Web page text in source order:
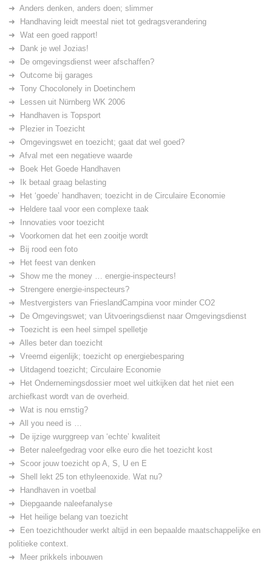
Anders denken, anders doen; slimmer
Handhaving leidt meestal niet tot gedragsverandering
Wat een goed rapport!
Dank je wel Jozias!
De omgevingsdienst weer afschaffen?
Outcome bij garages
Tony Chocolonely in Doetinchem
Lessen uit Nürnberg WK 2006
Handhaven is Topsport
Plezier in Toezicht
Omgevingswet en toezicht; gaat dat wel goed?
Afval met een negatieve waarde
Boek Het Goede Handhaven
Ik betaal graag belasting
Het ‘goede’ handhaven; toezicht in de Circulaire Economie
Heldere taal voor een complexe taak
Innovaties voor toezicht
Voorkomen dat het een zooitje wordt
Bij rood een foto
Het feest van denken
Show me the money … energie-inspecteurs!
Strengere energie-inspecteurs?
Mestvergisters van FrieslandCampina voor minder CO2
De Omgevingswet; van Uitvoeringsdienst naar Omgevingsdienst
Toezicht is een heel simpel spelletje
Alles beter dan toezicht
Vreemd eigenlijk; toezicht op energiebesparing
Uitdagend toezicht; Circulaire Economie
Het Ondernemingsdossier moet wel uitkijken dat het niet een
archiefkast wordt van de overheid.
Wat is nou ernstig?
All you need is …
De ijzige wurggreep van ‘echte’ kwaliteit
Beter naleefgedrag voor elke euro die het toezicht kost
Scoor jouw toezicht op A, S, U en E
Shell lekt 25 ton ethyleenoxide. Wat nu?
Handhaven in voetbal
Diepgaande naleefanalyse
Het heilige belang van toezicht
Een toezichthouder werkt altijd in een bepaalde maatschappelijke en
politieke context.
Meer prikkels inbouwen